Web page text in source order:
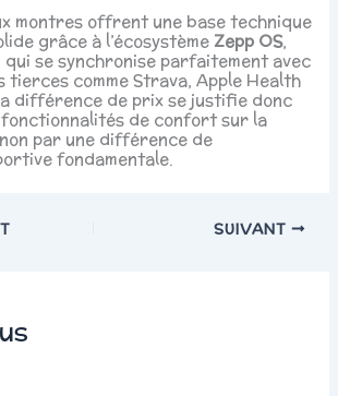
montres offrent une base technique
grâce à l’écosystème Zepp OS,
qui se synchronise parfaitement avec
tierces comme Strava, Apple Health
différence de prix se justifie donc
de confort sur la
par une différence de
fondamentale.
SUIVANT